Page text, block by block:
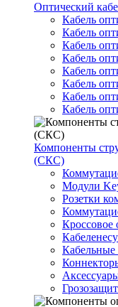
Оптический
Кабель
Кабель
Кабель
Кабель
Кабель
Кабель
Кабель
Кабель
Компоненты
(СКС)
Модули
Розетки
Кроссовое
Кабельные